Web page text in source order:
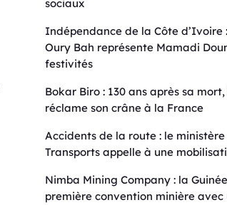
sociaux
Indépendance de la Côte d’Ivoire
Oury Bah représente Mamadi
festivités
Bokar Biro : 130 ans après sa
réclame son crâne à la France
Accidents de la route : le ministère
Transports appelle à une
Nimba Mining Company : la
première convention minière avec